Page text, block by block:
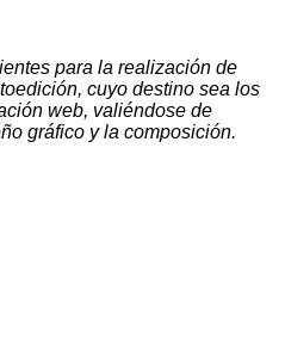
para la realización de
cuyo destino sea los
web, valiéndose de
gráfico y la composición.